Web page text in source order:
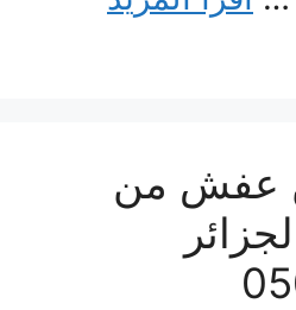
عفش من